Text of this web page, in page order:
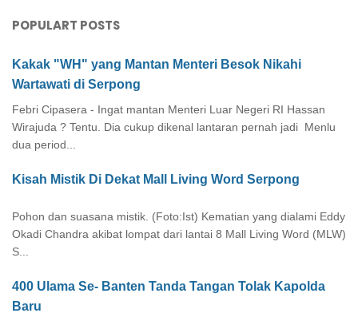
POPULART POSTS
Kakak "WH" yang Mantan Menteri Besok Nikahi
Wartawati di Serpong
Febri Cipasera - Ingat mantan Menteri Luar Negeri RI Hassan
Wirajuda ? Tentu. Dia cukup dikenal lantaran pernah jadi Menlu
dua period...
Kisah Mistik Di Dekat Mall Living Word Serpong
Pohon dan suasana mistik. (Foto:Ist) Kematian yang dialami Eddy
Okadi Chandra akibat lompat dari lantai 8 Mall Living Word (MLW)
S...
400 Ulama Se- Banten Tanda Tangan Tolak Kapolda
Baru